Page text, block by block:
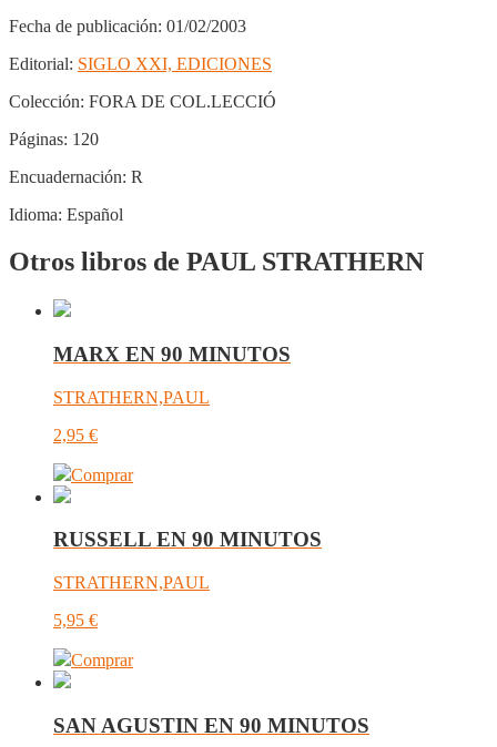
Fecha de publicación: 01/02/2003
Editorial: SIGLO XXI, EDICIONES
Colección: FORA DE COL.LECCIÓ
Páginas: 120
Encuadernación: R
Idioma: Español
Otros libros de PAUL STRATHERN
MARX EN 90 MINUTOS
STRATHERN,PAUL
2,95 €
Comprar
RUSSELL EN 90 MINUTOS
STRATHERN,PAUL
5,95 €
Comprar
SAN AGUSTIN EN 90 MINUTOS